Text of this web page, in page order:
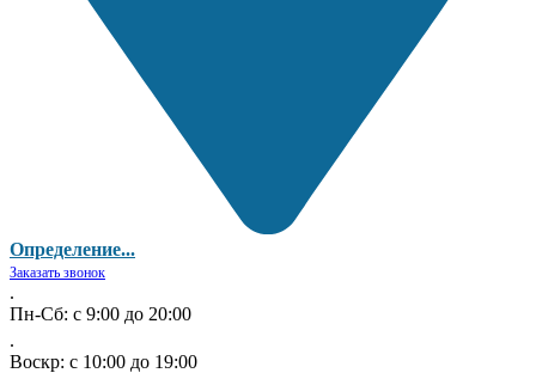
Определение...
Заказать звонок
.
Пн-Сб: с 9:00 до 20:00
.
Воскр: с 10:00 до 19:00